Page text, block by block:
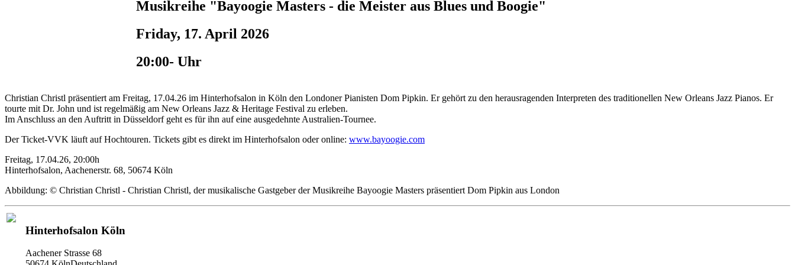
Musikreihe "Bayoogie Masters - die Meister aus Blues und Boogie"
Friday, 17. April 2026
20:00- Uhr
Christian Christl präsentiert am Freitag, 17.04.26 im Hinterhofsalon in Köln den Londoner Pianisten Dom Pipkin. Er gehört zu den herausragenden Interpreten des traditionellen New Orleans Jazz Pianos. Er
tourte mit Dr. John und ist regelmäßig am New Orleans Jazz & Heritage Festival zu erleben.
Im Anschluss an den Auftritt in Düsseldorf geht es für ihn auf eine ausgedehnte Australien-Tournee.
Der Ticket-VVK läuft auf Hochtouren. Tickets gibt es direkt im Hinterhofsalon oder online: www.bayoogie.com
Freitag, 17.04.26, 20:00h
Hinterhofsalon, Aachenerstr. 68, 50674 Köln
Abbildung: © Christian Christl - Christian Christl, der musikalische Gastgeber der Musikreihe Bayoogie Masters präsentiert Dom Pipkin aus London
Hinterhofsalon Köln
Aachener Strasse 68